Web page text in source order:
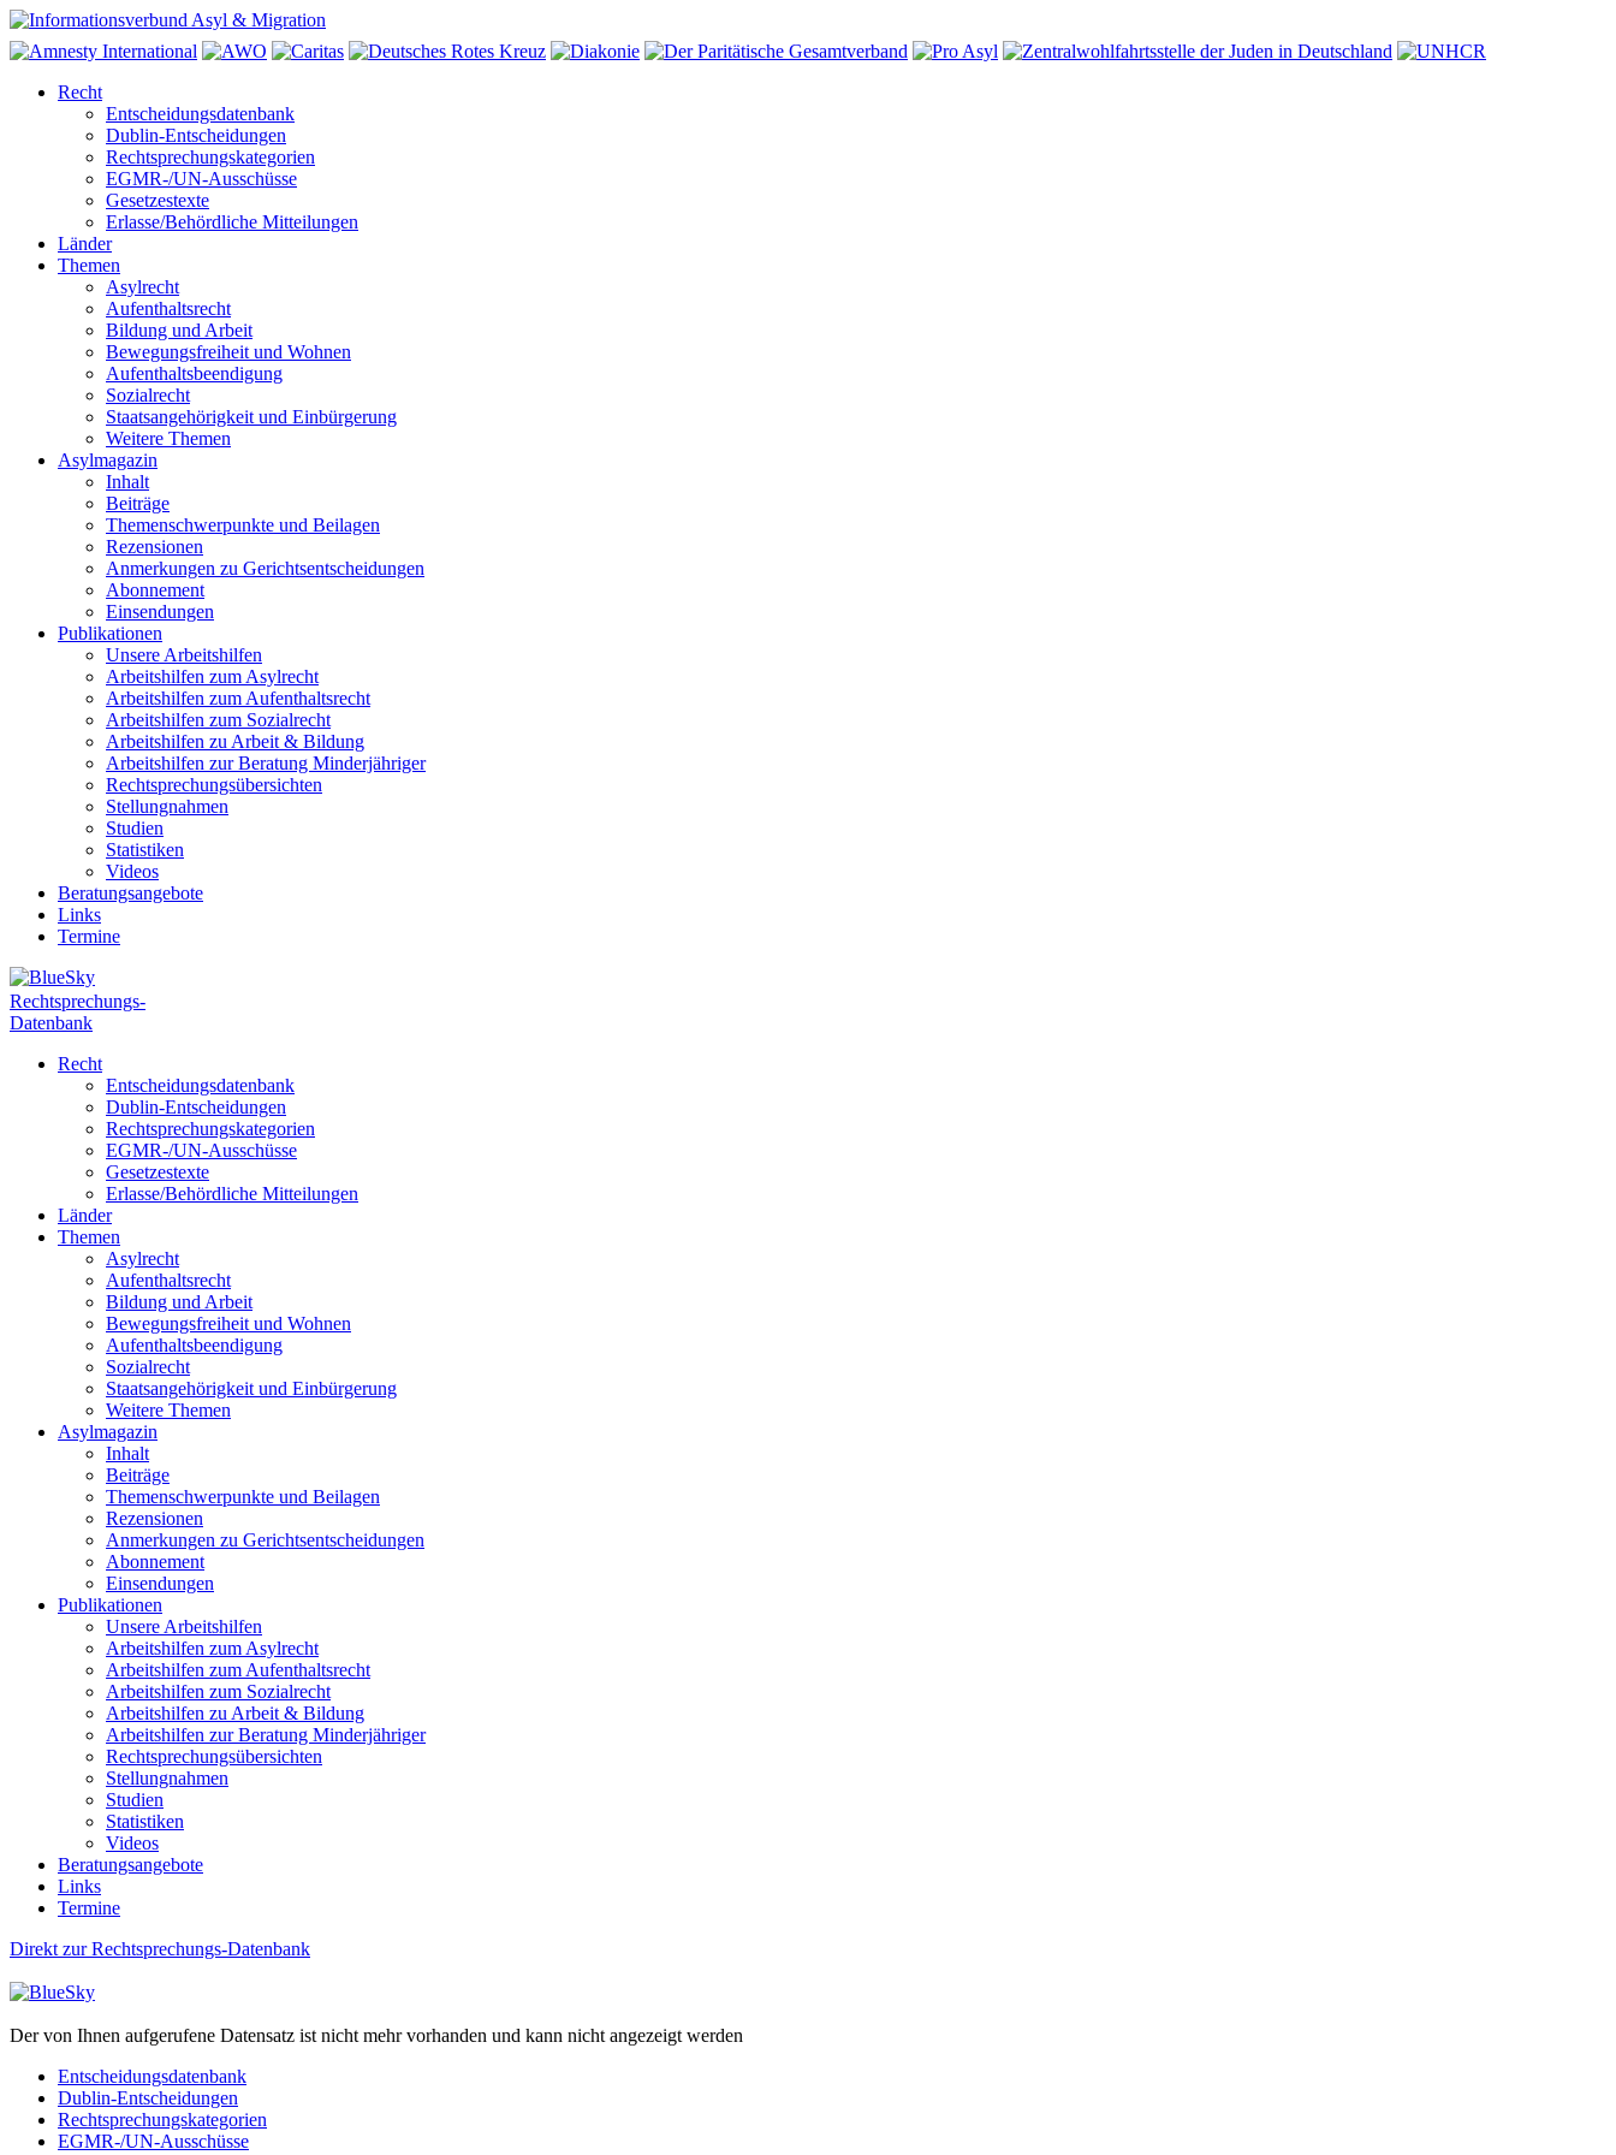
Recht
Entscheidungsdatenbank
Dublin-Entscheidungen
Rechtsprechungskategorien
EGMR-/UN-Ausschüsse
Gesetzestexte
Erlasse/Behördliche Mitteilungen
Länder
Themen
Asylrecht
Aufenthaltsrecht
Bildung und Arbeit
Bewegungsfreiheit und Wohnen
Aufenthaltsbeendigung
Sozialrecht
Staatsangehörigkeit und Einbürgerung
Weitere Themen
Asylmagazin
Inhalt
Beiträge
Themenschwerpunkte und Beilagen
Rezensionen
Anmerkungen zu Gerichtsentscheidungen
Abonnement
Einsendungen
Publikationen
Unsere Arbeitshilfen
Arbeitshilfen zum Asylrecht
Arbeitshilfen zum Aufenthaltsrecht
Arbeitshilfen zum Sozialrecht
Arbeitshilfen zu Arbeit & Bildung
Arbeitshilfen zur Beratung Minderjähriger
Rechtsprechungsübersichten
Stellungnahmen
Studien
Statistiken
Videos
Beratungsangebote
Links
Termine
Rechtsprechungs-
Datenbank
Recht
Entscheidungsdatenbank
Dublin-Entscheidungen
Rechtsprechungskategorien
EGMR-/UN-Ausschüsse
Gesetzestexte
Erlasse/Behördliche Mitteilungen
Länder
Themen
Asylrecht
Aufenthaltsrecht
Bildung und Arbeit
Bewegungsfreiheit und Wohnen
Aufenthaltsbeendigung
Sozialrecht
Staatsangehörigkeit und Einbürgerung
Weitere Themen
Asylmagazin
Inhalt
Beiträge
Themenschwerpunkte und Beilagen
Rezensionen
Anmerkungen zu Gerichtsentscheidungen
Abonnement
Einsendungen
Publikationen
Unsere Arbeitshilfen
Arbeitshilfen zum Asylrecht
Arbeitshilfen zum Aufenthaltsrecht
Arbeitshilfen zum Sozialrecht
Arbeitshilfen zu Arbeit & Bildung
Arbeitshilfen zur Beratung Minderjähriger
Rechtsprechungsübersichten
Stellungnahmen
Studien
Statistiken
Videos
Beratungsangebote
Links
Termine
Direkt zur Rechtsprechungs-Datenbank
Der von Ihnen aufgerufene Datensatz ist nicht mehr vorhanden und kann nicht angezeigt werden
Entscheidungsdatenbank
Dublin-Entscheidungen
Rechtsprechungskategorien
EGMR-/UN-Ausschüsse